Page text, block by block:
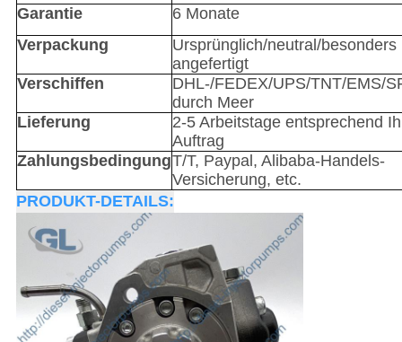
Garantie
6 Monate
Verpackung
Ursprünglich/neutral/besonders
angefertigt
Verschiffen
DHL-/FEDEX/UPS/TNT/EMS/
durch Meer
Lieferung
2-5 Arbeitstage entsprechend
Auftrag
ZahlungsbedingungT/T, Paypal, Alibaba-Handels-
Versicherung, etc.
PRODUKT-DETAILS: